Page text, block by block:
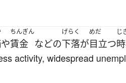
や
ちんぎん
賃金 などの
げらく
下落が
めだ
目立つ
じ
activity, widespread